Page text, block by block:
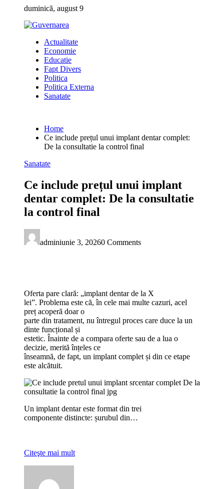
content
duminică, august 9
Actualitate
Economie
Educatie
Fapt Divers
Politica
Politica Externa
Sanatate
Home
Ce include prețul unui implant dentar complet:
De la consultatie la control final
Sanatate
Ce include prețul unui implant
dentar complet: De la consultatie
la control final
adminiunie 3, 20260 Comments
Oferta pare clară: „implant dentar de la X
lei”. Problema este că, în cele mai multe cazuri, acel
preț acoperă doar o
parte din tratament, nu întregul proces care duce la un
dinte funcțional și
estetic. Înainte de a compara oferte sau de a lua o
decizie, merită înțeles ce
înseamnă, de fapt, un implant complet și din ce etape
este alcătuit.
Un implant dentar este format din trei
componente distincte: șurubul din…
Citeşte mai mult